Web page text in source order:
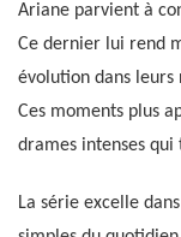
Ariane parvient à
Ce dernier lui rend
évolution dans leurs
Ces moments plus
drames intenses qui
La série excelle